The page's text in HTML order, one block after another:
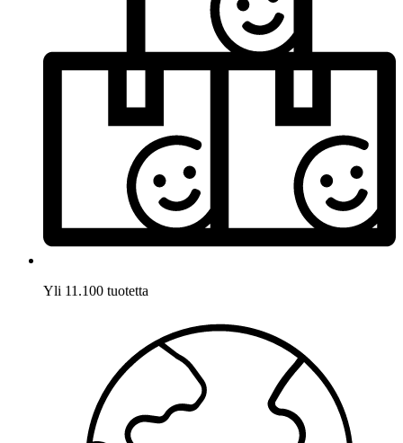
Yli 11.100 tuotetta